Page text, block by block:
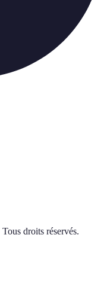
Tous droits réservés.